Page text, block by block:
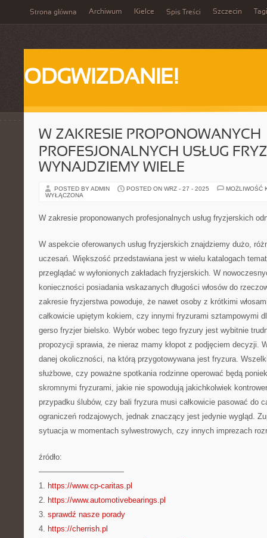
Strona główna Archiwum Kielce Spis Treści Szczecin Tagi
ODGWIZDANIE!
W ZAKRESIE PROPONOWANYCH
PROFESJONALNYCH USŁUG
WYNAJDZIEMY WIELE
POSTED BY ADMIN POSTED ON WRZ - 27 - 2025
MOŻLIWOŚĆ
WYŁĄCZONA
W zakresie proponowanych profesjonalnych usług fryzjerskich
W aspekcie oferowanych usług fryzjerskich znajdziemy dużo,
uczesań. Większość przedstawiana jest w wielu katalogach
przeglądać w wyłonionych zakładach fryzjerskich. W
konieczności posiadania wskazanych długości włosów do
zakresie fryzjerstwa powoduje, że nawet osoby z krótkimi
całkowicie upiętym kokiem, czy innymi fryzurami sztampowymi
gerso fryzjer bielsko. Wybór wobec tego fryzury jest wybitnie
propozycji sprawia, że nieraz mamy kłopot z podjęciem decyzji.
danej okoliczności, na którą przygotowywana jest fryzura.
służbowe, czy poważne spotkania rodzinne operować będą
skromnymi fryzurami, jakie nie spowodują jakichkolwiek
przypadku ślubów, czy bali fryzura musi całkowicie pasować do
ograniczeń rodzajowych, jednak znaczący jest jedynie wygląd.
sytuacja w momentach sylwestrowych, czy innych imprezach
źródło:
———————————
1. https://www.cp-caritas.pl
2. https://www.automotivebearings.pl
3. sprawdź nasze porady
4. https://cherrish.pl